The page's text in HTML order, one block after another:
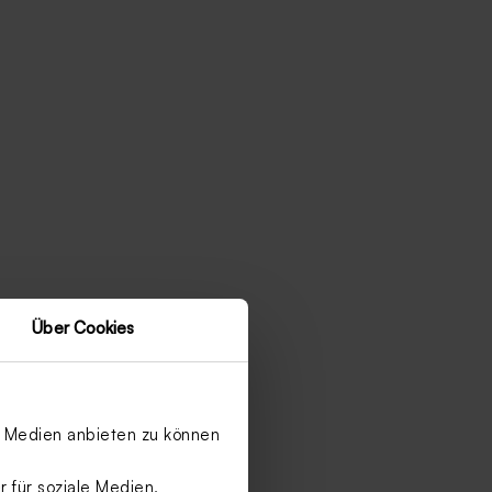
Über Cookies
anbieten zu können
für soziale Medien,